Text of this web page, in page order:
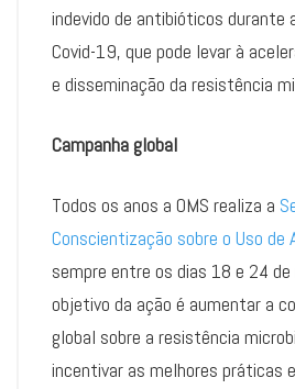
indevido de antibióticos durante
Covid-19, que pode levar à
e disseminação da resistência
Campanha global
Todos os anos a OMS realiza a
Conscientização sobre o Uso de
sempre entre os dias 18 e 24 de
objetivo da ação é aumentar a
global sobre a resistência
incentivar as melhores práticas